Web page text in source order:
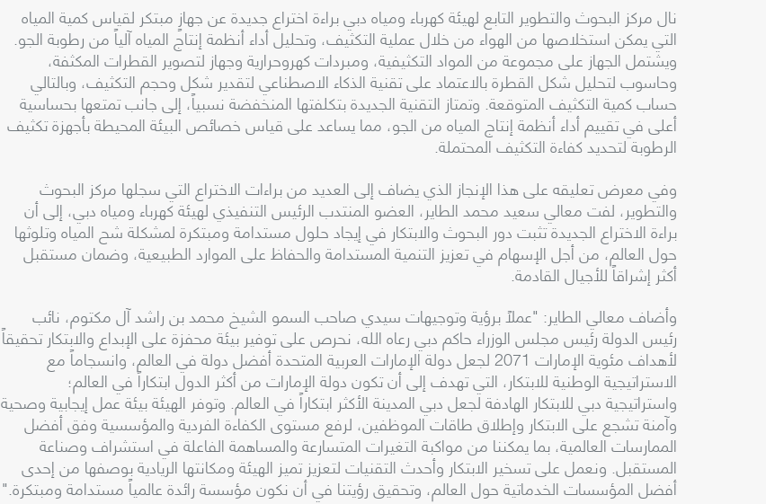
نال مركز البحوث والتطوير التابع لهيئة كهرباء ومياه دبي براءة اختراع جديدة عن جهازٍ مبتكر لقياس كمية المياه
التي يمكن استخلاصها من الهواء من خلال عملية التكثيف، وتحليل أداء أنظمة إنتاج المياه آلياً من رطوبة الجو.
ويشتمل الجهاز على مجموعة من المواد التكثيفية، ومبردات كهروحرارية وجهاز لتصوير القطرات المكثفة،
وحاسوب لتحليل شكل القطرة بالاعتماد على تقنية الذكاء الاصطناعي لتقدير شكل وحجم التكثيف، وبالتالي
حساب كمية التكثيف المتوقعة. وتمتاز التقنية الجديدة بتكلفتها المنخفضة نسبياً، إلى جانب تمتعها بحساسية
أعلى في تقييم أداء أنظمة إنتاج المياه من الجو، مما يساعد على قياس خصائص البيئة المحيطة بأجهزة تكثيف
الرطوبة لتحديد كفاءة التكثيف المحتملة.
وفي معرض تعليقه على هذا الإنجاز الذي يضاف إلى العديد من براءات الاختراع التي سجلها مركز البحوث
والتطوير، لفت معالي سعيد محمد الطاير، العضو المنتدب الرئيس التنفيذي لهيئة كهرباء ومياه دبي، إلى أن
براءة الاختراع الجديدة تثبت دور البحوث والابتكار في إيجاد حلول مستدامة ومبتكرة لمشكلة شح المياه وتلوثها
حول العالم، من أجل الإسهام في تعزيز التنمية المستدامة والحفاظ على الموارد الطبيعية، وضمان مستقبل
أكثر إشراقاً للأجيال القادمة.
وأضاف معالي الطاير: "عملاً برؤية وتوجيهات سيدي صاحب السمو الشيخ محمد بن راشد آل مكتوم، نائب
رئيس الدولة رئيس مجلس الوزراء حاكم دبي رعاه الله، نحرص على توفير بيئة محفزة على الإبداع والابتكار تحقيقاً
لأهداف مئوية الإمارات 2071 لجعل دولة الإمارات العربية المتحدة أفضل دولة في العالم، وانسجاماً مع
الاستراتيجية الوطنية للابتكار، التي تهدف إلى أن تكون دولة الإمارات من أكثر الدول ابتكاراً في العالم؛
واستراتيجية دبي للابتكار الهادفة لجعل دبي المدينة الأكثر ابتكاراً في العالم. وتوفر الهيئة بيئة عمل إيجابية وصحية
وآمنة تشجع على الابتكار وإطلاق طاقات الموظفين، لرفع مستوى الكفاءة الفردية والمؤسسية وفق أفضل
الممارسات العالمية، بما يمكننا من مواكبة التغيرات المتسارعة والمساهمة الفاعلة في استشراف وصناعة
المستقبل. ونعمل على تسخير الابتكار وأحدث التقنيات لتعزيز تميز الهيئة ومكانتها الريادية بوصفها من إحدى
أفضل المؤسسات الخدماتية حول العالم، وتحقيق رؤيتنا في أن نكون مؤسسة رائدة عالمياً مستدامة ومبتكرة."